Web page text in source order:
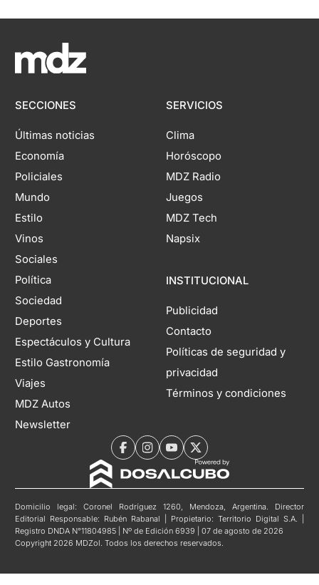
SECCIONES
Últimas noticias
Economía
Policiales
Mundo
Estilo
Vinos
Sociales
Política
Sociedad
Deportes
Espectáculos y Cultura
Estilo Gastronomía
Viajes
MDZ Autos
Newsletter
SERVICIOS
Clima
Horóscopo
MDZ Radio
Juegos
MDZ Tech
Napsix
INSTITUCIONAL
Publicidad
Contacto
Políticas de seguridad y
privacidad
Términos y condiciones
Domicilio legal: Coronel Rodríguez 1260, Mendoza, Argentina. Director
Editorial Responsable: Rubén Rabanal | Propietario: Territorio Digital S.A. |
Registro DNDA N°11804985 | Nº de Edición 6939 | 07 de agosto de 2026
Copyright 2026 MDZol. Todos los derechos reservados.